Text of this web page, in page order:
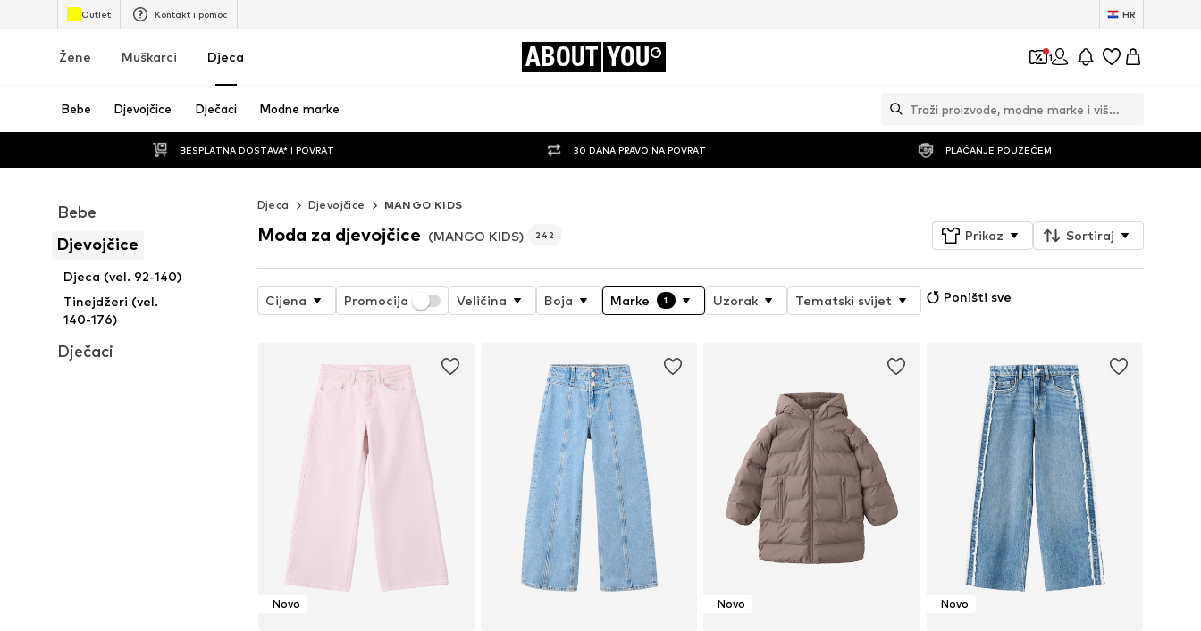
Outlet Kontakt i pomoć HR
Žene Muškarci Djeca ABOUT YOU 1
Bebe Djevojčice Dječaci Modne marke
BESPLATNA DOSTAVA* I POVRAT 30 DANA PRAVO NA POVRAT PLAĆANJE POUZEĆEM
Bebe
Djevojčice
Djeca (vel. 92-140)
Tinejdžeri (vel.
140-176)
Dječaci
Djeca Djevojčice MANGO KIDS
Moda za djevojčice (MANGO KIDS) 242 Prikaz Sortiraj
Cijena Promocija Veličina Boja Marke 1 Uzorak Tematski svijet Poništi sve
Novo Novo Novo